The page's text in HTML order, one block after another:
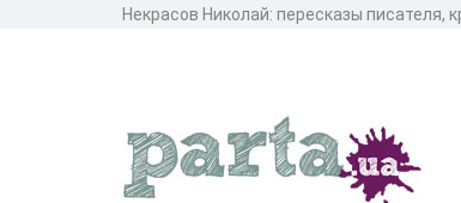
Некрасов Николай: пересказы писателя,